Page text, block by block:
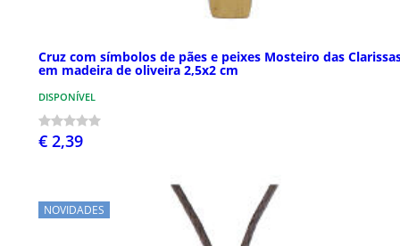
Cruz com símbolos de pães e peixes Mosteiro das
em madeira de oliveira 2,5x2 cm
DISPONÍVEL
€ 2,39
NOVIDADES